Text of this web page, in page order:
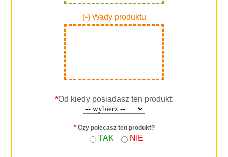
(-) Wady produktu
*Od kiedy posiadasz ten produkt:
*Czy polecasz ten produkt?
TAK NIE